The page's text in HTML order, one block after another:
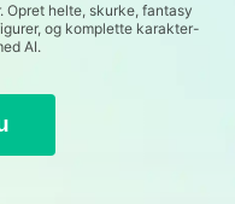
Opret helte, skurke, fantasy
og komplette karakter-
AI.